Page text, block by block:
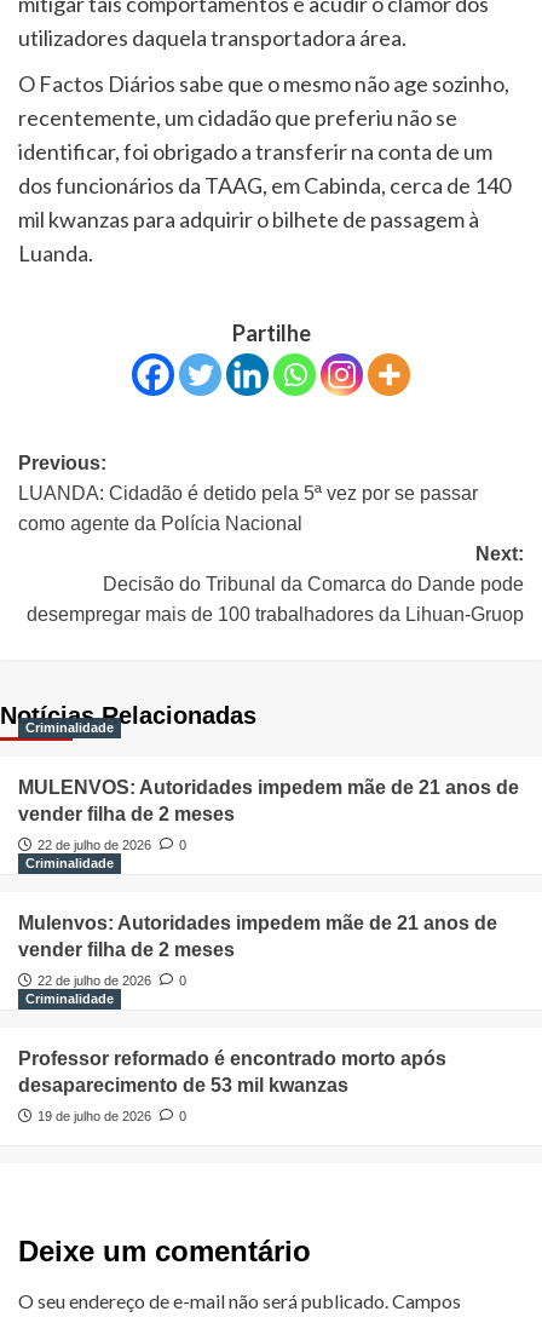
utilizadores daquela transportadora área.
O Factos Diários sabe que o mesmo não age sozinho,
recentemente, um cidadão que preferiu não se
identificar, foi obrigado a transferir na conta de um
dos funcionários da TAAG, em Cabinda, cerca de 140
mil kwanzas para adquirir o bilhete de passagem à
Luanda.
Partilhe
Previous:
LUANDA: Cidadão é detido pela 5ª vez por se passar
como agente da Polícia Nacional
Next:
Decisão do Tribunal da Comarca do Dande pode
desempregar mais de 100 trabalhadores da Lihuan-Gruop
Notícias Relacionadas
Criminalidade
MULENVOS: Autoridades impedem mãe de 21 anos de
vender filha de 2 meses
22 de julho de 2026
0
Criminalidade
Mulenvos: Autoridades impedem mãe de 21 anos de
vender filha de 2 meses
22 de julho de 2026
0
Criminalidade
Professor reformado é encontrado morto após
desaparecimento de 53 mil kwanzas
19 de julho de 2026 0
Deixe um comentário
O seu endereço de e-mail não será publicado. Campos